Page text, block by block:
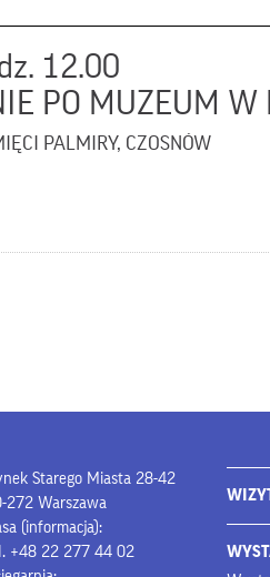
12.00
PO MUZEUM W
PALMIRY, CZOSNÓW
Starego Miasta 28-42
272 Warszawa
(informacja):
+48 22 277 44 02